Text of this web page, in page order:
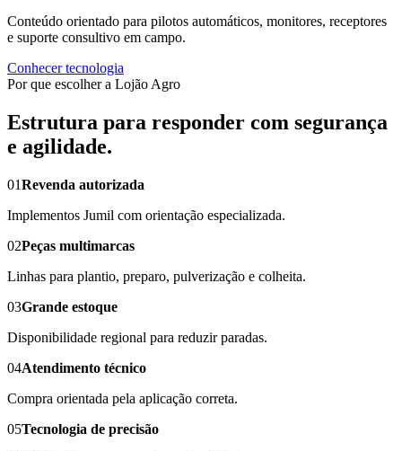
Conteúdo orientado para pilotos automáticos, monitores, receptores
e suporte consultivo em campo.
Conhecer tecnologia
Por que escolher a Lojão Agro
Estrutura para responder com segurança
e agilidade.
01Revenda autorizada
Implementos Jumil com orientação especializada.
02Peças multimarcas
Linhas para plantio, preparo, pulverização e colheita.
03Grande estoque
Disponibilidade regional para reduzir paradas.
04Atendimento técnico
Compra orientada pela aplicação correta.
05Tecnologia de precisão